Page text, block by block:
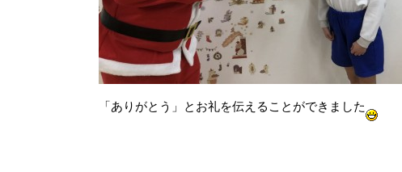
「ありがとう」とお礼を伝えることができました